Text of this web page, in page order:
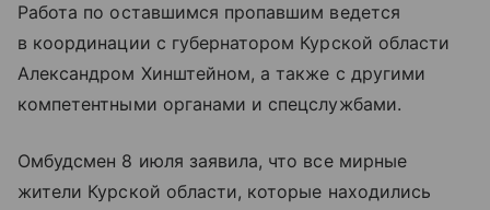
Работа по оставшимся пропавшим ведется
в координации с губернатором Курской области
Александром Хинштейном, а также с другими
компетентными органами и спецслужбами.
Омбудсмен 8 июля заявила, что все мирные
жители Курской области, которые находились